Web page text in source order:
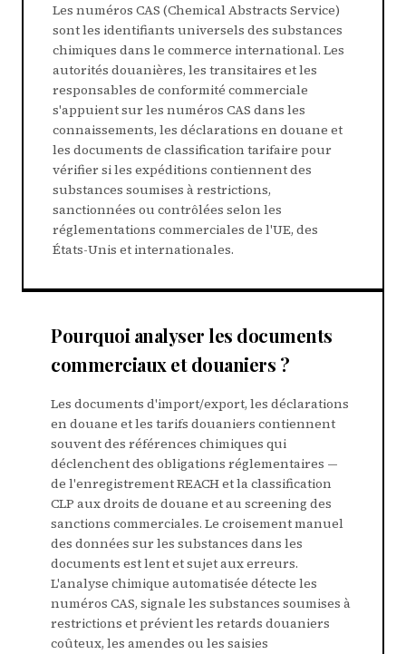
Les numéros CAS (Chemical Abstracts Service)
sont les identifiants universels des substances
chimiques dans le commerce international. Les
autorités douanières, les transitaires et les
responsables de conformité commerciale
s'appuient sur les numéros CAS dans les
connaissements, les déclarations en douane et
les documents de classification tarifaire pour
vérifier si les expéditions contiennent des
substances soumises à restrictions,
sanctionnées ou contrôlées selon les
réglementations commerciales de l'UE, des
États-Unis et internationales.
Pourquoi analyser les documents
commerciaux et douaniers ?
Les documents d'import/export, les déclarations
en douane et les tarifs douaniers contiennent
souvent des références chimiques qui
déclenchent des obligations réglementaires —
de l'enregistrement REACH et la classification
CLP aux droits de douane et au screening des
sanctions commerciales. Le croisement manuel
des données sur les substances dans les
documents est lent et sujet aux erreurs.
L'analyse chimique automatisée détecte les
numéros CAS, signale les substances soumises à
restrictions et prévient les retards douaniers
coûteux, les amendes ou les saisies